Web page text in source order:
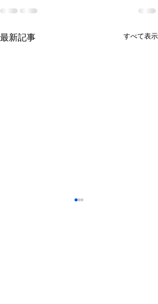
最新記事 すべて表示